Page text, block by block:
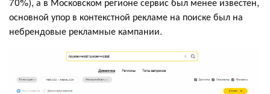
основной упор в контекстной рекламе на поиске был на
небрендовые рекламные кампании.